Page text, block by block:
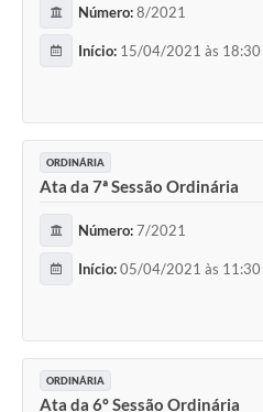
Número:8/2021
Início: 15/04/2021 às 18:30
ORDINÁRIA
Ata da 7ª Sessão Ordinária
Número:7/2021
Início:05/04/2021 às 11:30
ORDINÁRIA
Ata da 6º Sessão Ordinária